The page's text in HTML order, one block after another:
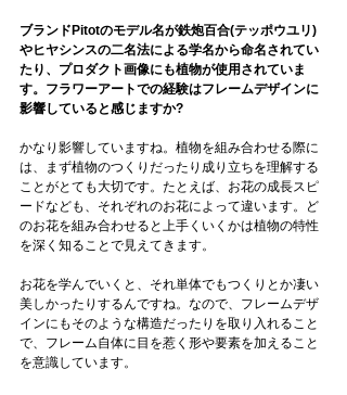
ブランドPitotのモデル名が鉄炮百合(テッポウユリ)
やヒヤシンスの二名法による学名から命名されてい
たり、プロダクト画像にも植物が使用されていま
す。フラワーアートでの経験はフレームデザインに
影響していると感じますか?
かなり影響していますね。植物を組み合わせる際に
は、まず植物のつくりだったり成り立ちを理解する
ことがとても大切です。たとえば、お花の成長スピ
ードなども、それぞれのお花によって違います。ど
のお花を組み合わせると上手くいくかは植物の特性
を深く知ることで見えてきます。
お花を学んでいくと、それ単体でもつくりとか凄い
美しかったりするんですね。なので、フレームデザ
インにもそのような構造だったりを取り入れること
で、フレーム自体に目を惹く形や要素を加えること
を意識しています。